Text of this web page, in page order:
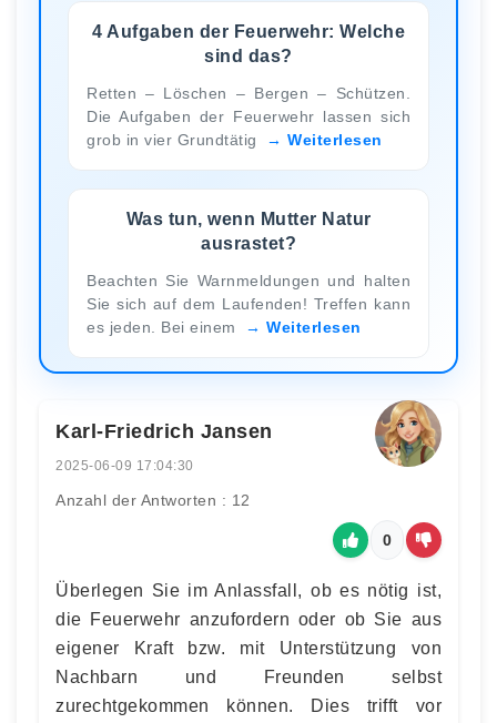
4 Aufgaben der Feuerwehr: Welche
sind das?
Retten – Löschen – Bergen – Schützen.
Die Aufgaben der Feuerwehr lassen sich
grob in vier Grundtätig
Weiterlesen
Was tun, wenn Mutter Natur
ausrastet?
Beachten Sie Warnmeldungen und halten
Sie sich auf dem Laufenden! Treffen kann
es jeden. Bei einem
Weiterlesen
Karl-Friedrich Jansen
2025-06-09 17:04:30
Anzahl der Antworten : 12
0
Überlegen Sie im Anlassfall, ob es nötig ist,
die Feuerwehr anzufordern oder ob Sie aus
eigener Kraft bzw. mit Unterstützung von
Nachbarn und Freunden selbst
zurechtgekommen können. Dies trifft vor